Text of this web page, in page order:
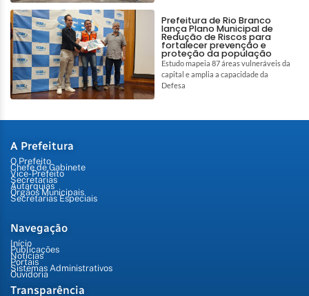
Prefeitura de Rio Branco
lança Plano Municipal de
Redução de Riscos para
fortalecer prevenção e
proteção da população
Estudo mapeia 87 áreas vulneráveis da
capital e amplia a capacidade da
Defesa
A Prefeitura
O Prefeito
Chefe de Gabinete
Vice-Prefeito
Secretarias
Autarquias
Órgãos Municipais
Secretarias Especiais
Navegação
Início
Publicações
Notícias
Portais
Sistemas Administrativos
Ouvidoria
Transparência